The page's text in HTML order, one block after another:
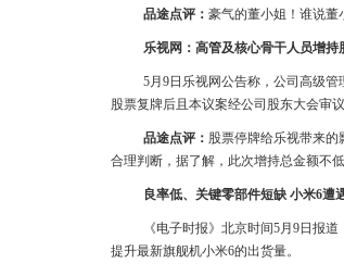
品途点评： 豪气的董小姐！谁说董
乐视网：高管及核心骨干人员增持
5月9日乐视网公告称，公司高级管
股票复牌后且本议案经公司股东大会审
品途点评： 股票停牌给乐视带来
合理判断，据了解，此次增持总金额不
良率低、关键零部件短缺 小米6遭
《电子时报》北京时间5月9日报
提升最新旗舰机小米6的出货量。